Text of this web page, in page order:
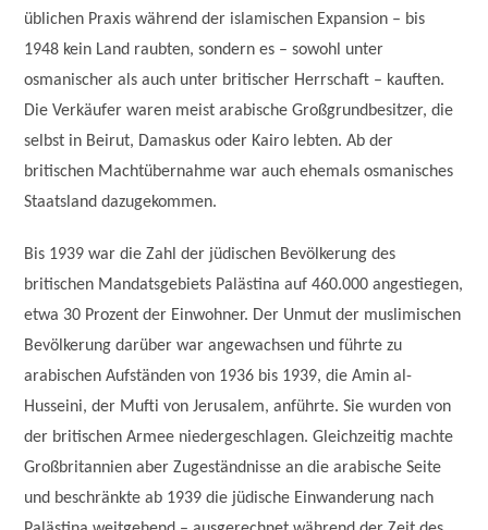
üblichen Praxis während der islamischen Expansion – bis
1948 kein Land raubten, sondern es – sowohl unter
osmanischer als auch unter britischer Herrschaft – kauften.
Die Verkäufer waren meist arabische Großgrundbesitzer, die
selbst in Beirut, Damaskus oder Kairo lebten. Ab der
britischen Machtübernahme war auch ehemals osmanisches
Staatsland dazugekommen.
Bis 1939 war die Zahl der jüdischen Bevölkerung des
britischen Mandatsgebiets Palästina auf 460.000 angestiegen,
etwa 30 Prozent der Einwohner. Der Unmut der muslimischen
Bevölkerung darüber war angewachsen und führte zu
arabischen Aufständen von 1936 bis 1939, die Amin al-
Husseini, der Mufti von Jerusalem, anführte. Sie wurden von
der britischen Armee niedergeschlagen. Gleichzeitig machte
Großbritannien aber Zugeständnisse an die arabische Seite
und beschränkte ab 1939 die jüdische Einwanderung nach